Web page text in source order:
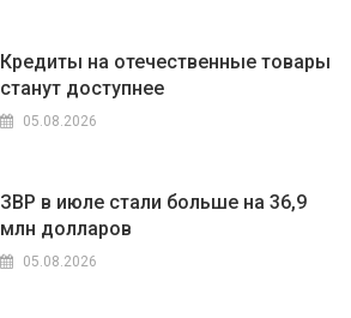
Кредиты на отечественные товары
станут доступнее
05.08.2026
ЗВР в июле стали больше на 36,9
млн долларов
05.08.2026